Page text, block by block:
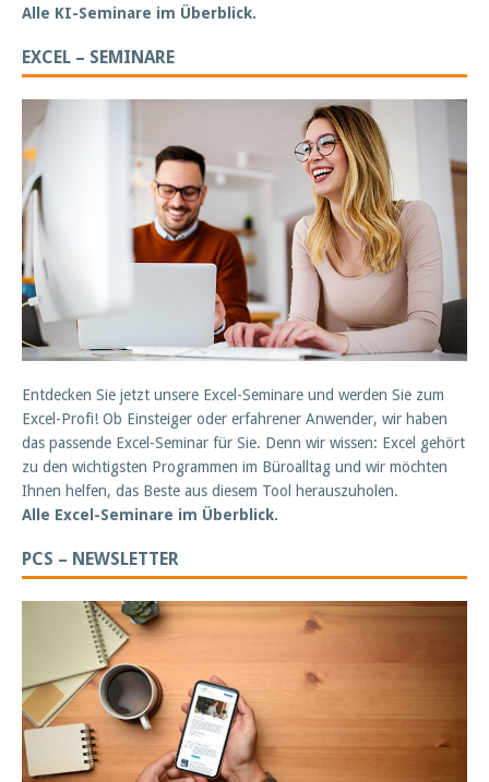
Alle KI-Seminare im Überblick.
EXCEL – SEMINARE
Entdecken Sie jetzt unsere Excel-Seminare und werden Sie zum
Excel-Profi! Ob Einsteiger oder erfahrener Anwender, wir haben
das passende Excel-Seminar für Sie. Denn wir wissen: Excel gehört
zu den wichtigsten Programmen im Büroalltag und wir möchten
Ihnen helfen, das Beste aus diesem Tool herauszuholen.
Alle Excel-Seminare im Überblick.
PCS – NEWSLETTER